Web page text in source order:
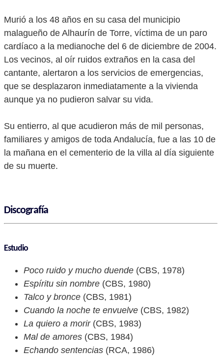
Murió a los 48 años en su casa del municipio
malagueño de Alhaurín de Torre, víctima de un paro
cardíaco a la medianoche del 6 de diciembre de 2004.
Los vecinos, al oír ruidos extraños en la casa del
cantante, alertaron a los servicios de emergencias,
que se desplazaron inmediatamente a la vivienda
aunque ya no pudieron salvar su vida.
Su entierro, al que acudieron más de mil personas,
familiares y amigos de toda Andalucía, fue a las 10 de
la mañana en el cementerio de la villa al día siguiente
de su muerte.
Discografía
Estudio
Poco ruido y mucho duende (CBS, 1978)
Espíritu sin nombre (CBS, 1980)
Talco y bronce (CBS, 1981)
Cuando la noche te envuelve (CBS, 1982)
La quiero a morir(CBS, 1983)
Mal de amores (CBS, 1984)
Echando sentencias (RCA, 1986)